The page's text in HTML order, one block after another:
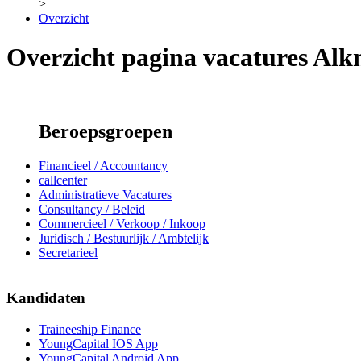
>
Overzicht
Overzicht pagina vacatures
Beroepsgroepen
Financieel / Accountancy
callcenter
Administratieve Vacatures
Consultancy / Beleid
Commercieel / Verkoop / Inkoop
Juridisch / Bestuurlijk / Ambtelijk
Secretarieel
Kandidaten
Traineeship Finance
YoungCapital IOS App